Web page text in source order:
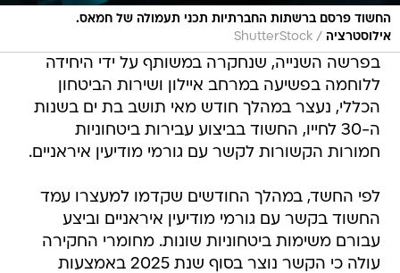
החשוד פרסם ברשתות החברתיות תכני תעמולה של חמאס.
אילוסטרציה /
ShutterStock
בפרשה השנייה, שנחקרה במשותף על ידי היחידה
ללוחמה בפשיעה במרחב איילון ושירות הביטחון
הכללי, נעצר במהלך חודש מאי תושב בת ים בשנות
ה-30 לחייו, החשוד בביצוע עבירות ביטחוניות
חמורות הקשורות לקשר עם גורמי מודיעין איראניים.
לפי החשד, במהלך החודשים שקדמו למעצרו עמד
החשוד בקשר עם גורמי מודיעין איראניים וביצע
עבורם משימות ביטחוניות שונות. מחומרי החקירה
עולה כי הקשר נוצר בסוף שנת 2025 באמצעות